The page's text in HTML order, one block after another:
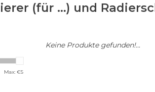
(für ...) und
Max: €5
Keine Produkte gefunden!...